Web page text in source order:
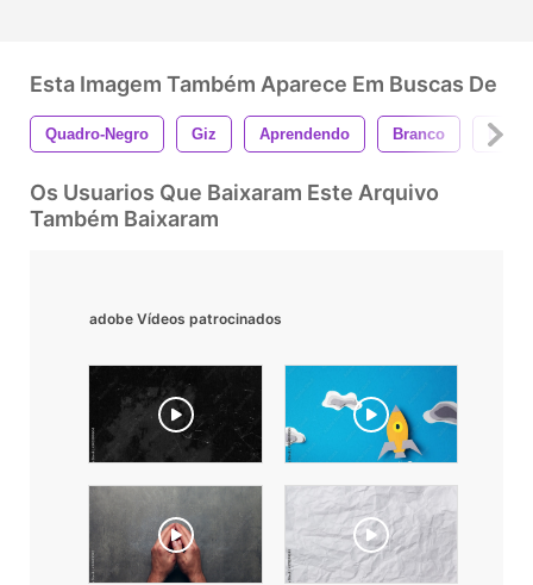
Esta Imagem Também Aparece Em Buscas De
Quadro-Negro Giz Aprendendo Branco
Os Usuarios Que Baixaram Este Arquivo
Também Baixaram
adobe Vídeos patrocinados